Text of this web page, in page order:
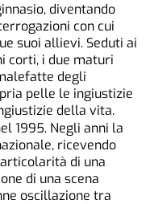
diventando
con cui
suoi allievi. Seduti ai
corti, i due maturi
degli
pelle le ingiustizie
della vita.
1995. Negli anni la
ricevendo
di una
di una scena
oscillazione tra